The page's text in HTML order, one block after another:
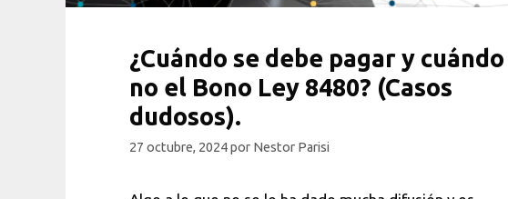
¿Cuándo se debe pagar y cuándo
no el Bono Ley 8480? (Casos
dudosos).
27 octubre, 2024por Nestor Parisi